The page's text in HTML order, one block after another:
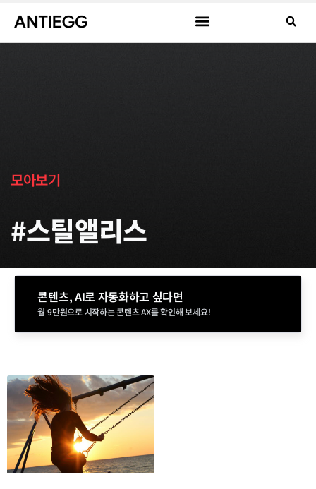
모아보기
#스틸앨리스
콘텐츠, AI로 자동화하고 싶다면
월 9만원으로 시작하는 콘텐츠 AX를 확인해 보세요!